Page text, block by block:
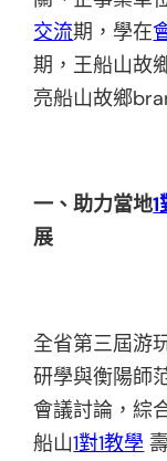
交流期，學在
期，王船山故
亮船山故鄉
一、助力當地
展
全省第三屆游
研學與衡陽師
會議討論，綜
船山1對1教學